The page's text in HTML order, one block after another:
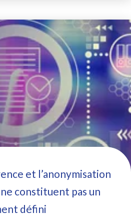
et l’anonymisation
constituent pas un
défini